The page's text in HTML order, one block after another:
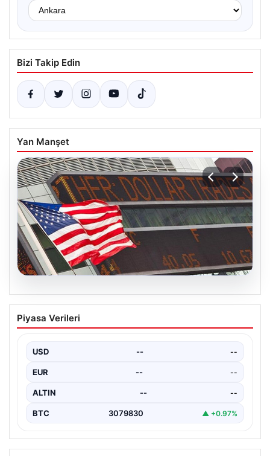
Bizi Takip Edin
Yan Manşet
04.08.2026
FED faiz kararı ne zaman açıklanacak?
Nisan ayı faiz beklentisi belli oldu
Piyasa Verileri
USD -- --
EUR -- --
ALTIN -- --
BTC 3079830 ▲ +0.97%